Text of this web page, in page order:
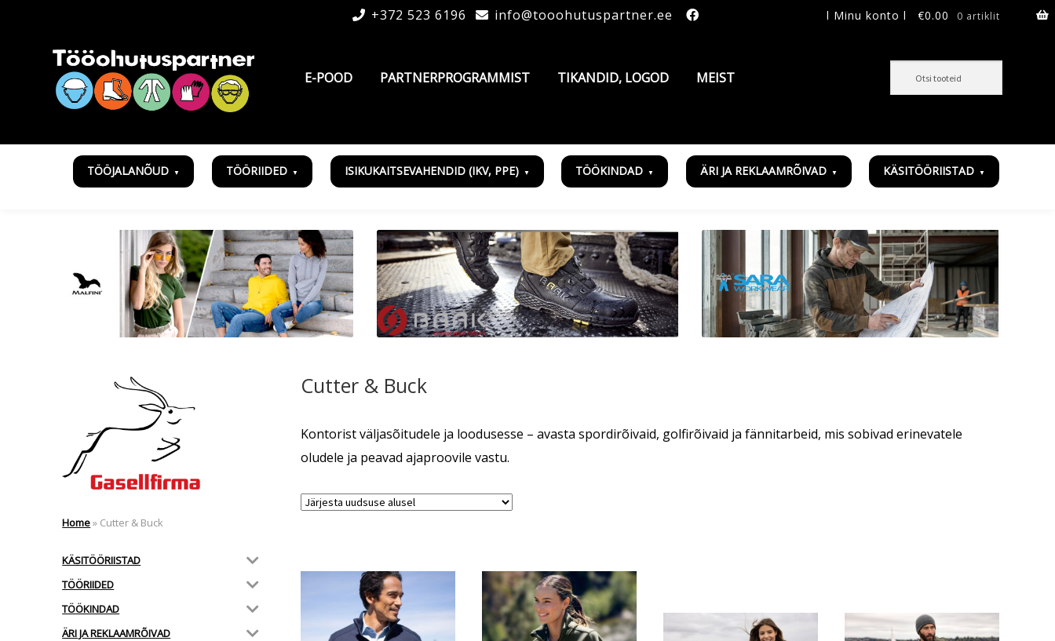
€0.00 0 artiklit
+372 523 6196 info@tooohutuspartner.ee l Minu konto l
E-POOD PARTNERPROGRAMMIST TIKANDID, LOGOD MEIST
TÖÖJALANÕUD TÖÖRIIDED ISIKUKAITSEVAHENDID (IKV, PPE) TÖÖKINDAD ÄRI JA REKLAAMRÕIVAD KÄSITÖÖRIISTAD
Cutter & Buck
Kontorist väljasõitudele ja loodusesse – avasta spordirõivaid, golfirõivaid ja fännitarbeid, mis sobivad erinevatele
oludele ja peavad ajaproovile vastu.
Home» Cutter & Buck
KÄSITÖÖRIISTAD
TÖÖRIIDED
TÖÖKINDAD
ÄRI JA REKLAAMRÕIVAD